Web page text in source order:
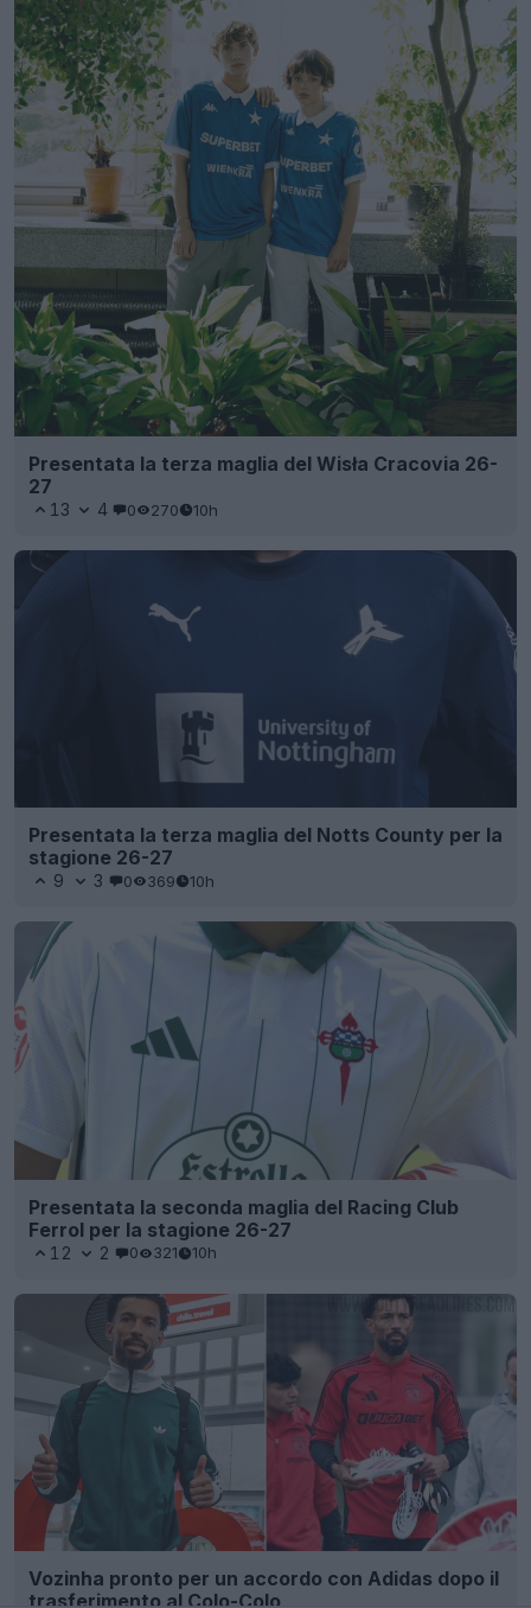
Presentata la terza maglia del Wisła Cracovia 26-
27
13 4 0 270 10h
Presentata la terza maglia del Notts County per la
stagione 26-27
9 3 0 369 10h
Presentata la seconda maglia del Racing Club
Ferrol per la stagione 26-27
12 2 0 321 10h
Vozinha pronto per un accordo con Adidas dopo il
trasferimento al Colo-Colo